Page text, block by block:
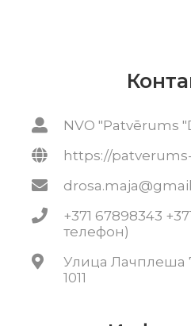
NVO "Patvērums
https://
+371 67898343
телефон)
Улица Лачплеша
1011